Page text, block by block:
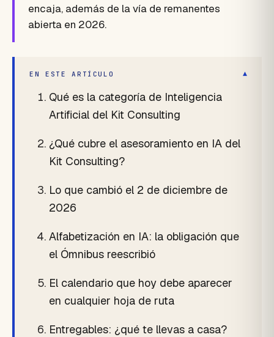
encaja, además de la vía de remanentes
abierta en 2026.
EN ESTE ARTÍCULO ▾
Qué es la categoría de Inteligencia
Artificial del Kit Consulting
¿Qué cubre el asesoramiento en IA del
Kit Consulting?
Lo que cambió el 2 de diciembre de
2026
Alfabetización en IA: la obligación que
el Ómnibus reescribió
El calendario que hoy debe aparecer
en cualquier hoja de ruta
Entregables: ¿qué te llevas a casa?